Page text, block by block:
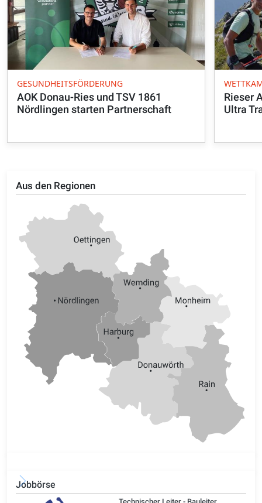
Aus den Regionen
Jobbörse
GESUNDHEITSFÖRDERUNG
AOK Donau-Ries und TSV 1861
Nördlingen starten Partnerschaft
Rieser
Ultra